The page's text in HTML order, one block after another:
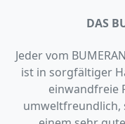
DAS
Jeder vom
ist in sorgfältiger
einwandfreie
umweltfreundlich,